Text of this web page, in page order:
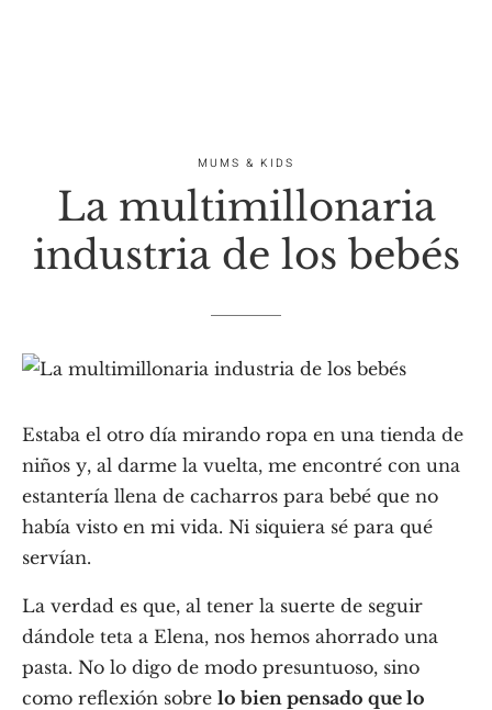
MUMS & KIDS
La multimillonaria
industria de los bebés
Estaba el otro día mirando ropa en una tienda de
niños y, al darme la vuelta, me encontré con una
estantería llena de cacharros para bebé que no
había visto en mi vida. Ni siquiera sé para qué
servían.
La verdad es que, al tener la suerte de seguir
dándole teta a Elena, nos hemos ahorrado una
pasta. No lo digo de modo presuntuoso, sino
como reflexión sobre lo bien pensado que lo